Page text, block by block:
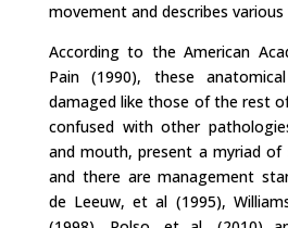
movement and describes
According to the American
Pain (1990), these
damaged like those of the rest
confused with other
and mouth, present a myriad of
and there are management
de Leeuw, et al (1995),